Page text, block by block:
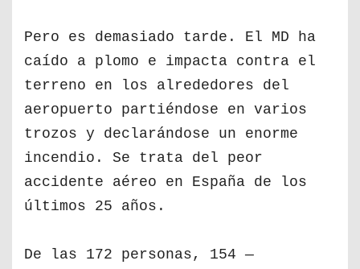
Pero es demasiado tarde. El MD ha
caído a plomo e impacta contra el
terreno en los alrededores del
aeropuerto partiéndose en varios
trozos y declarándose un enorme
incendio. Se trata del peor
accidente aéreo en España de los
últimos 25 años.
De las 172 personas, 154 —